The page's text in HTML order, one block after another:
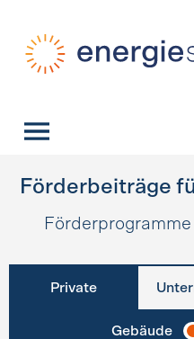
Förderbeiträge
Private
Gebäude